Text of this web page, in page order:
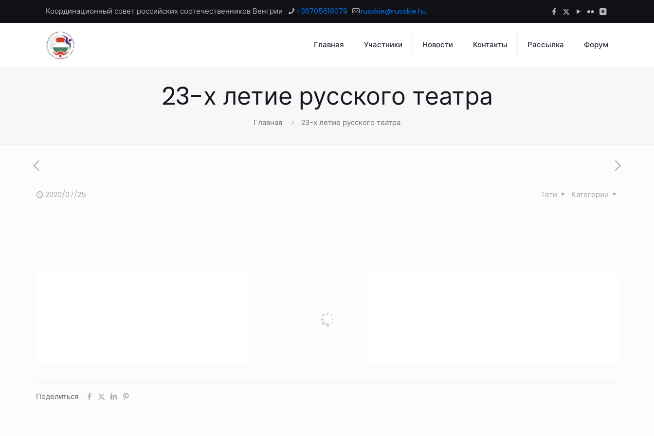
Координационный совет российских соотечественников Венгрии +36705618079 russkie@russkie.hu
Главная Участники Новости Контакты Рассылка Форум
23-х летие русского театра
Главная 23-х летие русского театра
2020/07/25 Категории
Теги
Поделиться